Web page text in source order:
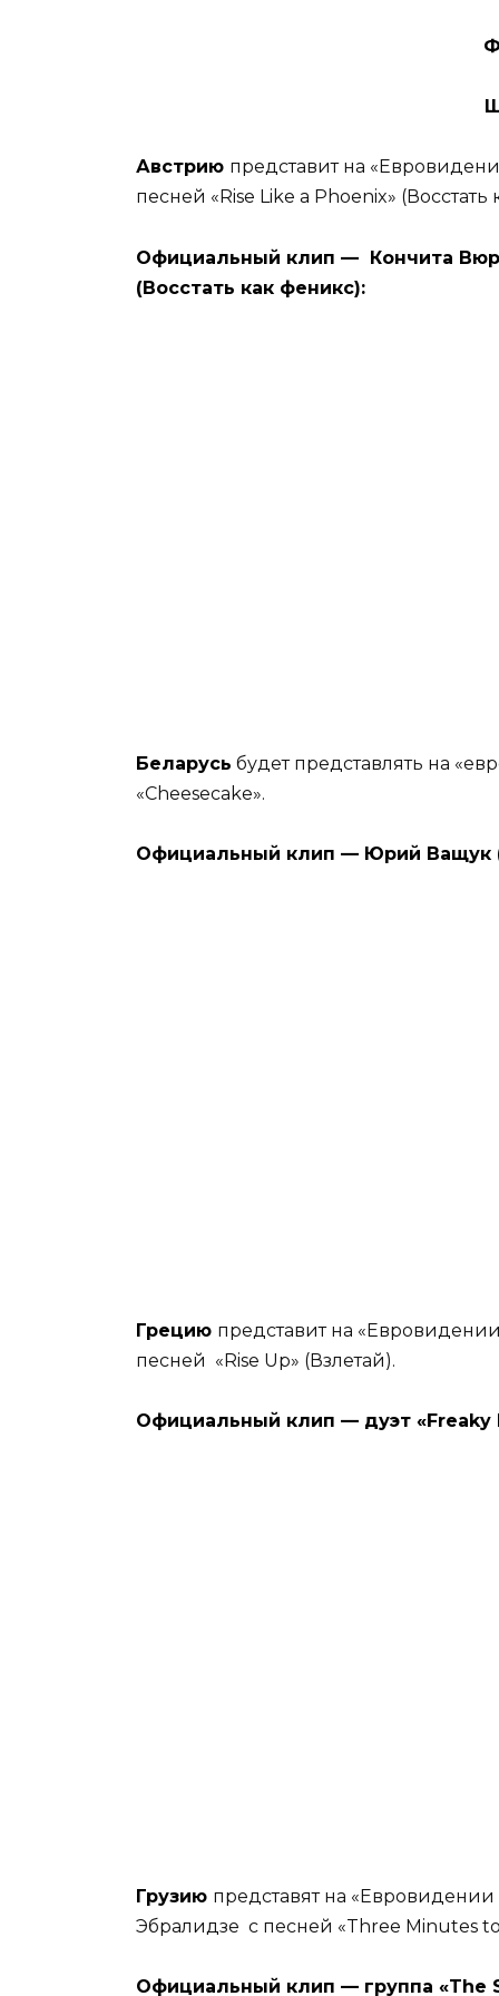
Австрию представит на
песней «Rise Like a Phoenix»
Официальный клип — Кончита
(Восстать как феникс):
Беларусь будет представлять на
«Cheesecake».
Официальный клип — Юрий Ващук
Грецию представит на
песней «Rise Up» (Взлетай).
Официальный клип — дуэт «Freaky
Грузию представят на
Эбралидзе с песней «Three Minutes
Официальный клип — группа «The